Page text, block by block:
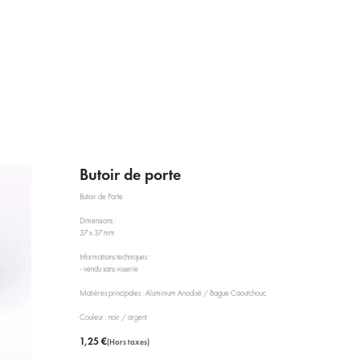
Butoir de porte
Butoir de Porte
Dimensions :
37 x 37 mm
Informations techniques :
- vendu sans visserie
Matières principales : Aluminium Anodisé / Bague Caoutchouc
Couleur : noir / argent
1,25€(Hors taxes)